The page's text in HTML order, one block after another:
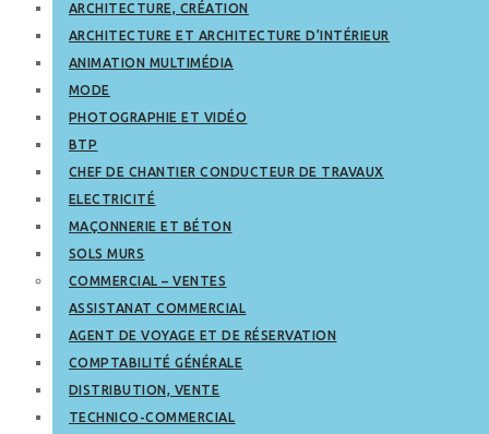
ARCHITECTURE, CRÉATION
ARCHITECTURE ET ARCHITECTURE D’INTÉRIEUR
ANIMATION MULTIMÉDIA
MODE
PHOTOGRAPHIE ET VIDÉO
BTP
CHEF DE CHANTIER CONDUCTEUR DE TRAVAUX
ELECTRICITÉ
MAÇONNERIE ET BÉTON
SOLS MURS
COMMERCIAL – VENTES
ASSISTANAT COMMERCIAL
AGENT DE VOYAGE ET DE RÉSERVATION
COMPTABILITÉ GÉNÉRALE
DISTRIBUTION, VENTE
TECHNICO-COMMERCIAL